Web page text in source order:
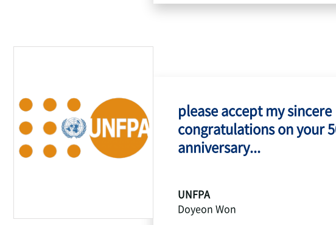
please accept my sincere
congratulations on your
anniversary...
UNFPA
Doyeon Won